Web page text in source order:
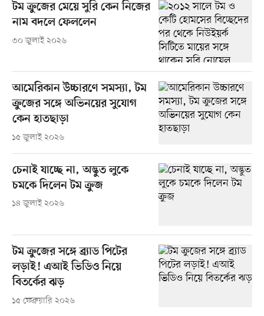
টম ক্রুজের মেয়ে সুরি কেন নিজের
নাম বদলে ফেললেন
৩০ জুলাই ২০২৬
আমেরিকান উচ্চারণে সমস্যা, টম
ক্রুজের সঙ্গে অভিনয়ের সুযোগ
কেন হাতছাড়া
১৫ জুলাই ২০২৬
চেনাই যাচ্ছে না, অদ্ভুত লুকে
চমকে দিলেন টম ক্রুজ
১৪ জুলাই ২০২৬
টম ক্রুজের সঙ্গে ব্র্যাড পিটের
লড়াই! এআই ভিডিও নিয়ে
বিতর্কের ঝড়
১৫ ফেব্রুয়ারি ২০২৬